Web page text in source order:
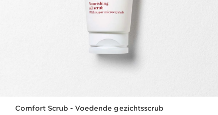
Comfort Scrub - Voedende gezichtsscrub